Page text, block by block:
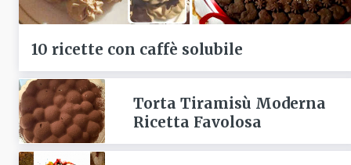
10 ricette con caffè solubile
Torta Tiramisù Moderna
Ricetta Favolosa